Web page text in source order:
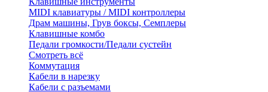
MIDI клавиатуры / MIDI контроллеры
Драм машины, Грув боксы, Семплеры
Клавишные комбо
Педали громкости/Педали сустейн
Смотреть всё
Коммутация
Кабели в нарезку
Кабели с разъемами